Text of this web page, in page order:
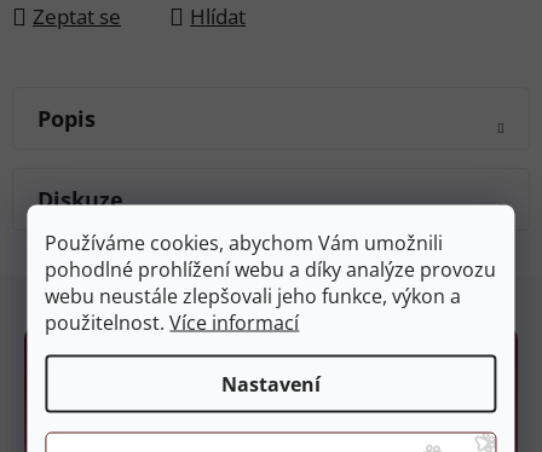
Používáme cookies, abychom Vám umožnili
pohodlné prohlížení webu a díky analýze provozu
webu neustále zlepšovali jeho funkce, výkon a
použitelnost.Více informací
Nastavení
Zeptat se Hlídat
Popis
Diskuze